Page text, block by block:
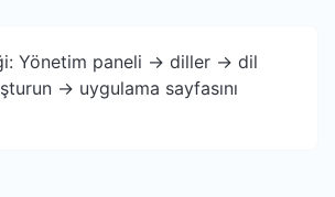
Yönetim paneli -> diller -> dil
-> uygulama sayfasını